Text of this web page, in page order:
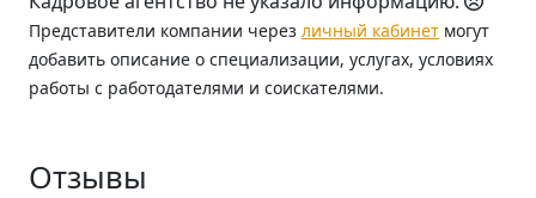
Представители компании через личный кабинет могут
добавить описание о специализации, услугах, условиях
работы с работодателями и соискателями.
Отзывы